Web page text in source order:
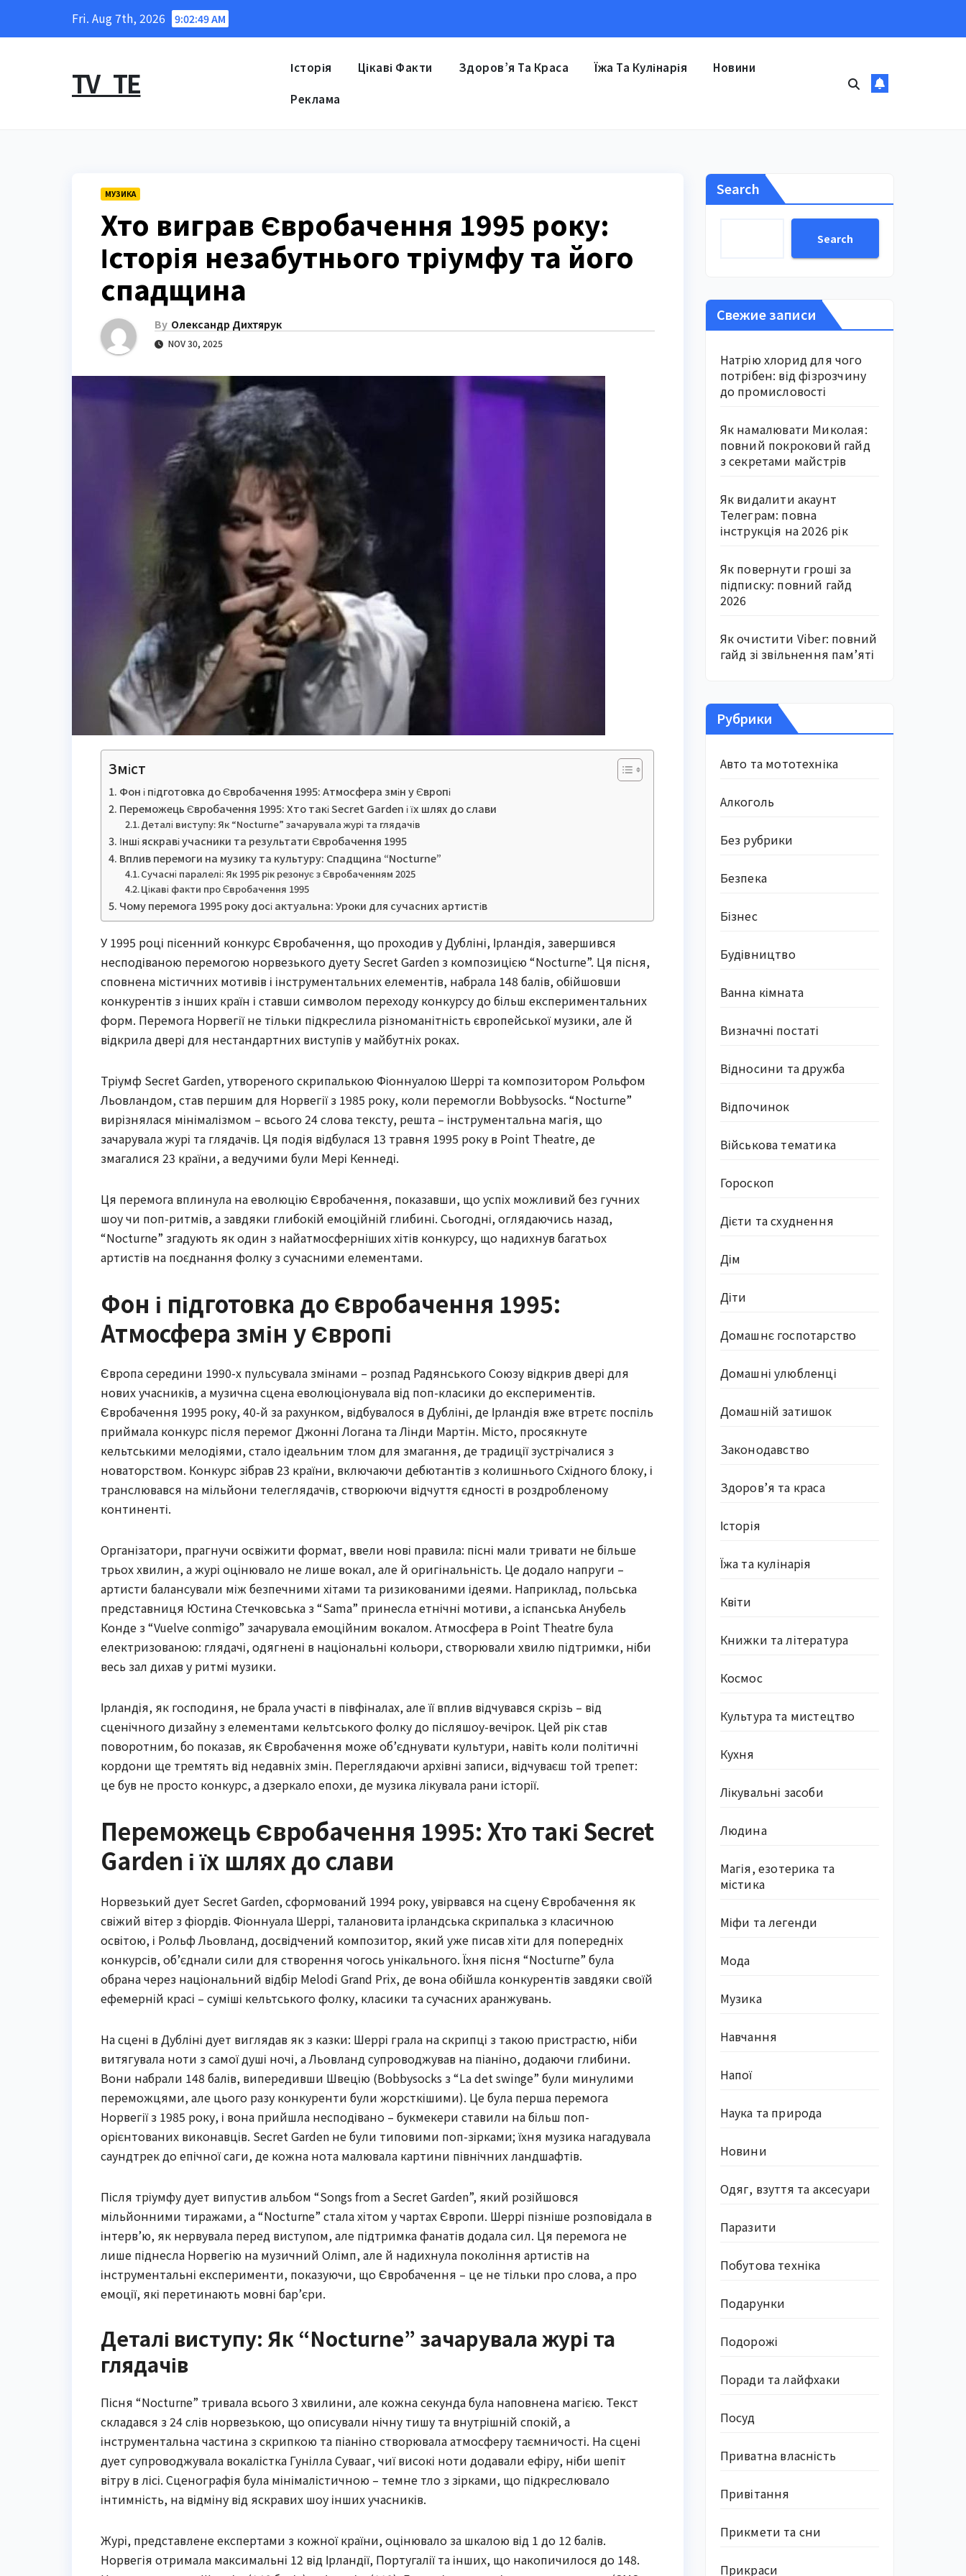
Fri. Aug 7th, 2026 9:02:50 AM
TV_TE Історія Цікаві Факти Здоров’я Та Краса Їжа Та Кулінарія Новини
Реклама
МУЗИКА
Хто виграв Євробачення 1995 року:
Історія незабутнього тріумфу та його
спадщина
By Олександр Дихтярук
NOV 30, 2025
Зміст
Фон і підготовка до Євробачення 1995: Атмосфера змін у Європі
Переможець Євробачення 1995: Хто такі Secret Garden і їх шлях до слави
Деталі виступу: Як “Nocturne” зачарувала журі та глядачів
Інші яскраві учасники та результати Євробачення 1995
Вплив перемоги на музику та культуру: Спадщина “Nocturne”
Сучасні паралелі: Як 1995 рік резонує з Євробаченням 2025
Цікаві факти про Євробачення 1995
Чому перемога 1995 року досі актуальна: Уроки для сучасних артистів
У 1995 році пісенний конкурс Євробачення, що проходив у Дубліні, Ірландія, завершився
несподіваною перемогою норвезького дуету Secret Garden з композицією “Nocturne”. Ця пісня,
сповнена містичних мотивів і інструментальних елементів, набрала 148 балів, обійшовши
конкурентів з інших країн і ставши символом переходу конкурсу до більш експериментальних
форм. Перемога Норвегії не тільки підкреслила різноманітність європейської музики, але й
відкрила двері для нестандартних виступів у майбутніх роках.
Тріумф Secret Garden, утвореного скрипалькою Фіоннуалою Шеррі та композитором Рольфом
Льовландом, став першим для Норвегії з 1985 року, коли перемогли Bobbysocks. “Nocturne”
вирізнялася мінімалізмом – всього 24 слова тексту, решта – інструментальна магія, що
зачарувала журі та глядачів. Ця подія відбулася 13 травня 1995 року в Point Theatre, де
змагалися 23 країни, а ведучими були Мері Кеннеді.
Ця перемога вплинула на еволюцію Євробачення, показавши, що успіх можливий без гучних
шоу чи поп-ритмів, а завдяки глибокій емоційній глибині. Сьогодні, оглядаючись назад,
“Nocturne” згадують як один з найатмосферніших хітів конкурсу, що надихнув багатьох
артистів на поєднання фолку з сучасними елементами.
Фон і підготовка до Євробачення 1995:
Атмосфера змін у Європі
Європа середини 1990-х пульсувала змінами – розпад Радянського Союзу відкрив двері для
нових учасників, а музична сцена еволюціонувала від поп-класики до експериментів.
Євробачення 1995 року, 40-й за рахунком, відбувалося в Дубліні, де Ірландія вже втретє поспіль
приймала конкурс після перемог Джонні Логана та Лінди Мартін. Місто, просякнуте
кельтськими мелодіями, стало ідеальним тлом для змагання, де традиції зустрічалися з
новаторством. Конкурс зібрав 23 країни, включаючи дебютантів з колишнього Східного блоку, і
транслювався на мільйони телеглядачів, створюючи відчуття єдності в роздробленому
континенті.
Організатори, прагнучи освіжити формат, ввели нові правила: пісні мали тривати не більше
трьох хвилин, а журі оцінювало не лише вокал, але й оригінальність. Це додало напруги –
артисти балансували між безпечними хітами та ризикованими ідеями. Наприклад, польська
представниця Юстина Стечковська з “Sama” принесла етнічні мотиви, а іспанська Анубель
Конде з “Vuelve conmigo” зачарувала емоційним вокалом. Атмосфера в Point Theatre була
електризованою: глядачі, одягнені в національні кольори, створювали хвилю підтримки, ніби
весь зал дихав у ритмі музики.
Ірландія, як господиня, не брала участі в півфіналах, але її вплив відчувався скрізь – від
сценічного дизайну з елементами кельтського фолку до післяшоу-вечірок. Цей рік став
поворотним, бо показав, як Євробачення може об’єднувати культури, навіть коли політичні
кордони ще тремтять від недавніх змін. Переглядаючи архівні записи, відчуваєш той трепет:
це був не просто конкурс, а дзеркало епохи, де музика лікувала рани історії.
Переможець Євробачення 1995: Хто такі Secret
Garden і їх шлях до слави
Норвезький дует Secret Garden, сформований 1994 року, увірвався на сцену Євробачення як
свіжий вітер з фіордів. Фіоннуала Шеррі, талановита ірландська скрипалька з класичною
освітою, і Рольф Льовланд, досвідчений композитор, який уже писав хіти для попередніх
конкурсів, об’єднали сили для створення чогось унікального. Їхня пісня “Nocturne” була
обрана через національний відбір Melodi Grand Prix, де вона обійшла конкурентів завдяки своїй
ефемерній красі – суміші кельтського фолку, класики та сучасних аранжувань.
На сцені в Дубліні дует виглядав як з казки: Шеррі грала на скрипці з такою пристрастю, ніби
витягувала ноти з самої душі ночі, а Льовланд супроводжував на піаніно, додаючи глибини.
Вони набрали 148 балів, випередивши Швецію (Bobbysocks з “La det swinge” були минулими
переможцями, але цього разу конкуренти були жорсткішими). Це була перша перемога
Норвегії з 1985 року, і вона прийшла несподівано – букмекери ставили на більш поп-
орієнтованих виконавців. Secret Garden не були типовими поп-зірками; їхня музика нагадувала
саундтрек до епічної саги, де кожна нота малювала картини північних ландшафтів.
Після тріумфу дует випустив альбом “Songs from a Secret Garden”, який розійшовся
мільйонними тиражами, а “Nocturne” стала хітом у чартах Європи. Шеррі пізніше розповідала в
інтерв’ю, як нервувала перед виступом, але підтримка фанатів додала сил. Ця перемога не
лише піднесла Норвегію на музичний Олімп, але й надихнула покоління артистів на
інструментальні експерименти, показуючи, що Євробачення – це не тільки про слова, а про
емоції, які перетинають мовні бар’єри.
Деталі виступу: Як “Nocturne” зачарувала журі та
глядачів
Пісня “Nocturne” тривала всього 3 хвилини, але кожна секунда була наповнена магією. Текст
складався з 24 слів норвезькою, що описували нічну тишу та внутрішній спокій, а
інструментальна частина з скрипкою та піаніно створювала атмосферу таємничості. На сцені
дует супроводжувала вокалістка Гунілла Сувааг, чиї високі ноти додавали ефіру, ніби шепіт
вітру в лісі. Сценографія була мінімалістичною – темне тло з зірками, що підкреслювало
інтимність, на відміну від яскравих шоу інших учасників.
Журі, представлене експертами з кожної країни, оцінювало за шкалою від 1 до 12 балів.
Норвегія отримала максимальні 12 від Ірландії, Португалії та інших, що накопичилося до 148.
Search
Search
Свежие записи
Натрію хлорид для чого
потрібен: від фізрозчину
до промисловості
Як намалювати Миколая:
повний покроковий гайд
з секретами майстрів
Як видалити акаунт
Телеграм: повна
інструкція на 2026 рік
Як повернути гроші за
підписку: повний гайд
2026
Як очистити Viber: повний
гайд зі звільнення пам’яті
Рубрики
Авто та мототехніка
Алкоголь
Без рубрики
Безпека
Бізнес
Будівництво
Ванна кімната
Визначні постаті
Відносини та дружба
Відпочинок
Військова тематика
Гороскоп
Дієти та схуднення
Дім
Діти
Домашнє госпотарство
Домашні улюбленці
Домашній затишок
Законодавство
Здоров’я та краса
Історія
Їжа та кулінарія
Квіти
Книжки та література
Космос
Культура та мистецтво
Кухня
Лікувальні засоби
Людина
Магія, езотерика та
містика
Міфи та легенди
Мода
Музика
Навчання
Напої
Наука та природа
Новини
Одяг, взуття та аксесуари
Паразити
Побутова техніка
Подарунки
Подорожі
Поради та лайфхаки
Посуд
Приватна власність
Привітання
Прикмети та сни
Прикраси